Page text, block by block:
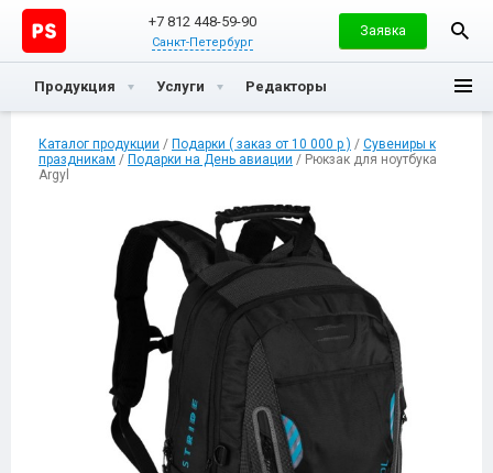
+7 812 448-59-90
Санкт-Петербург
Заявка
Продукция Услуги Редакторы
Каталог продукции / Подарки ( заказ от 10 000 р ) / Сувениры к
праздникам / Подарки на День авиации / Рюкзак для ноутбука
Argyl